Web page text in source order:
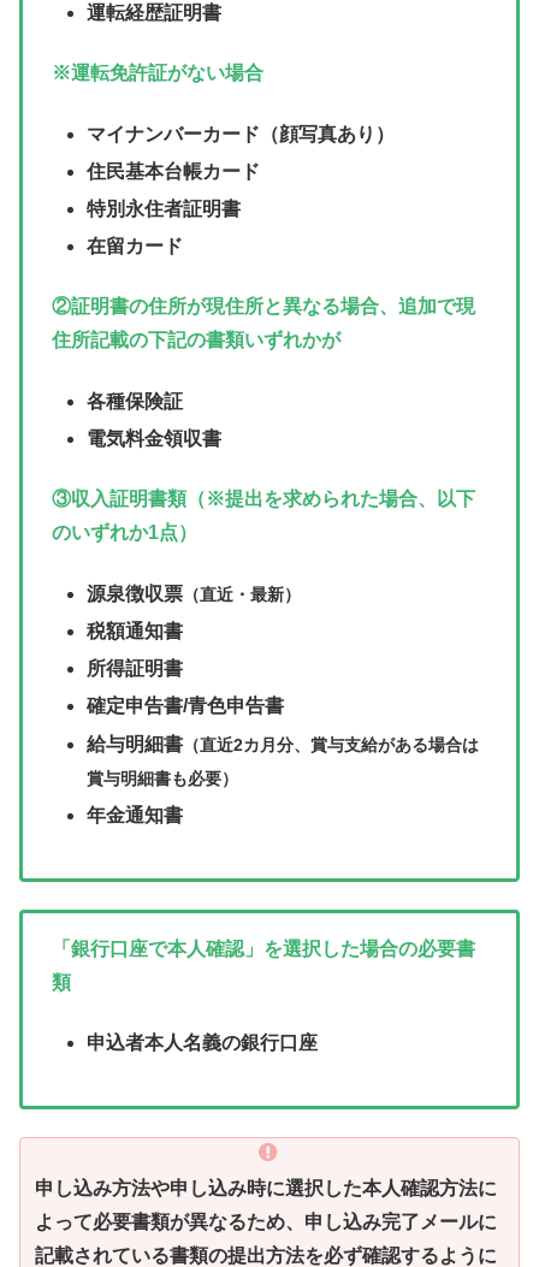
運転経歴証明書
※運転免許証がない場合
マイナンバーカード（顔写真あり）
住民基本台帳カード
特別永住者証明書
在留カード
②証明書の住所が現住所と異なる場合、追加で現
住所記載の下記の書類いずれかが
各種保険証
電気料金領収書
③収入証明書類（※提出を求められた場合、以下
のいずれか1点）
源泉徴収票 （直近・最新）
税額通知書
所得証明書
確定申告書/青色申告書
給与明細書 （直近2カ月分、賞与支給がある場合は
賞与明細書も必要）
年金通知書
「銀行口座で本人確認」を選択した場合の必要書
類
申込者本人名義の銀行口座
申し込み方法や申し込み時に選択した本人確認方法に
よって必要書類が異なるため、申し込み完了メールに
記載されている書類の提出方法を必ず確認するように